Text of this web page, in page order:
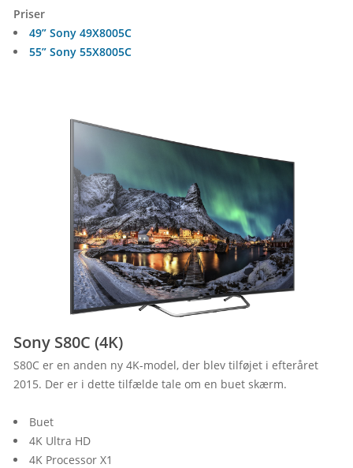
Priser
49” Sony 49X8005C
55” Sony 55X8005C
Sony S80C (4K)
S80C er en anden ny 4K-model, der blev tilføjet i efteråret
2015. Der er i dette tilfælde tale om en buet skærm.
Buet
4K Ultra HD
4K Processor X1